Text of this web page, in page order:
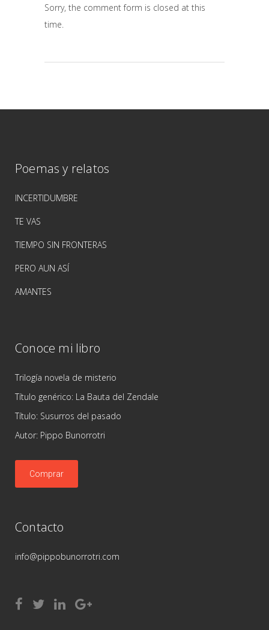
Sorry, the comment form is closed at this
time.
Poemas y relatos
INCERTIDUMBRE
TE VAS
TIEMPO SIN FRONTERAS
PERO AUN ASÍ
AMANTES
Conoce mi libro
Trilogía novela de misterio
Título genérico: La Bauta del Zendale
Título: Susurros del pasado
Autor: Pippo Bunorrotri
Comprar
Contacto
info@pippobunorrotri.com